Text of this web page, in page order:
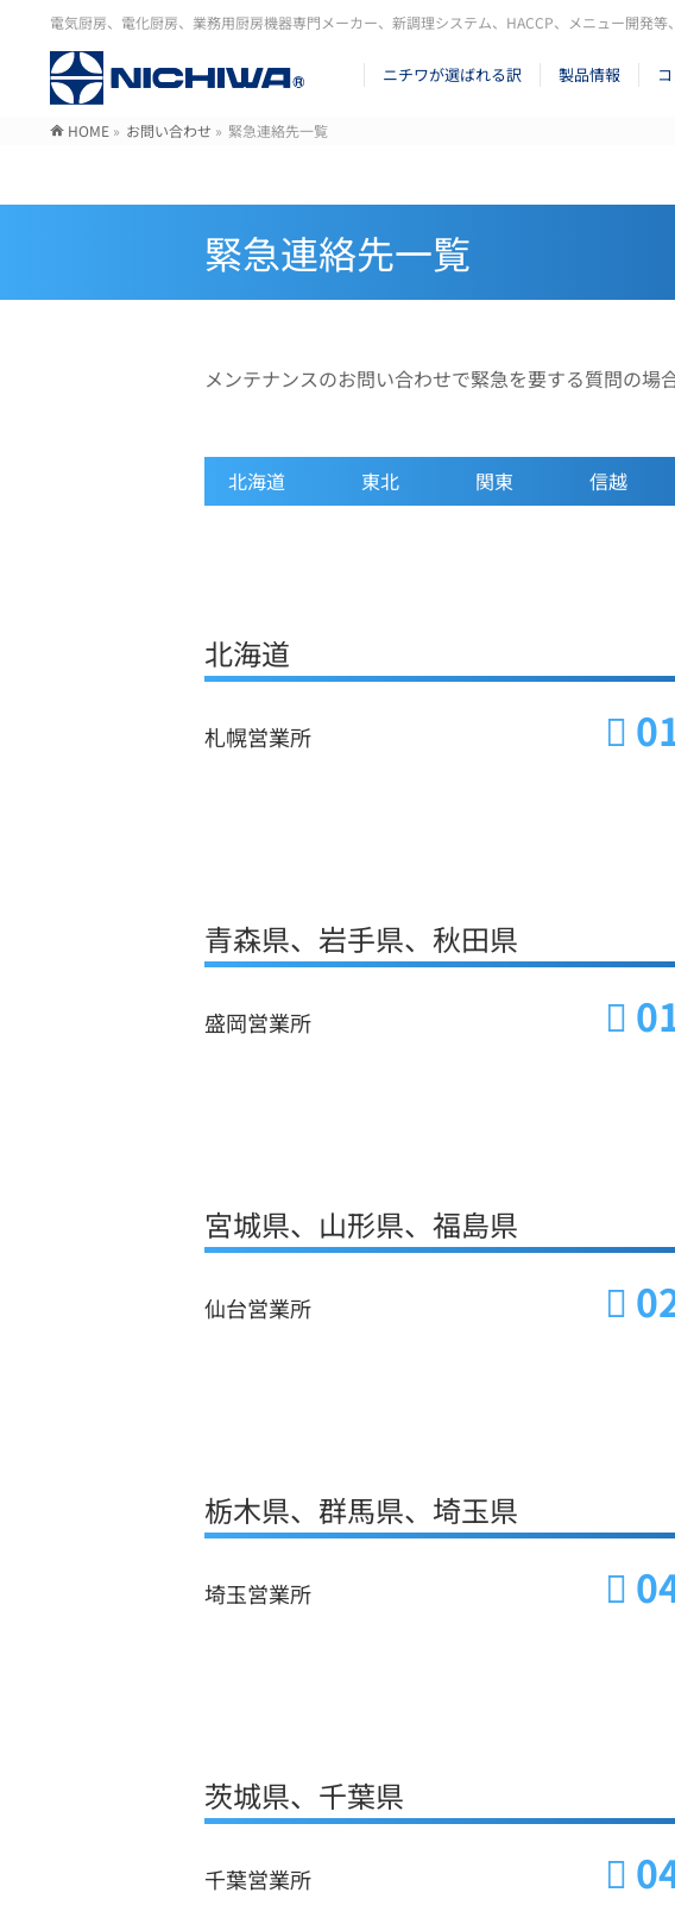
電気厨房、電化厨房、業務用厨房機器専門メーカー、新調理システム、HACCP、メニュー開発
ニチワが選ばれる訳 製品情報
HOME » お問い合わせ » 緊急連絡先一覧
緊急連絡先一覧
メンテナンスのお問い合わせで緊急を要する質問の場
北海道 東北 関東 信越
北海道
札幌営業所
青森県、岩手県、秋田県
盛岡営業所
宮城県、山形県、福島県
仙台営業所
栃木県、群馬県、埼玉県
埼玉営業所
茨城県、千葉県
千葉営業所